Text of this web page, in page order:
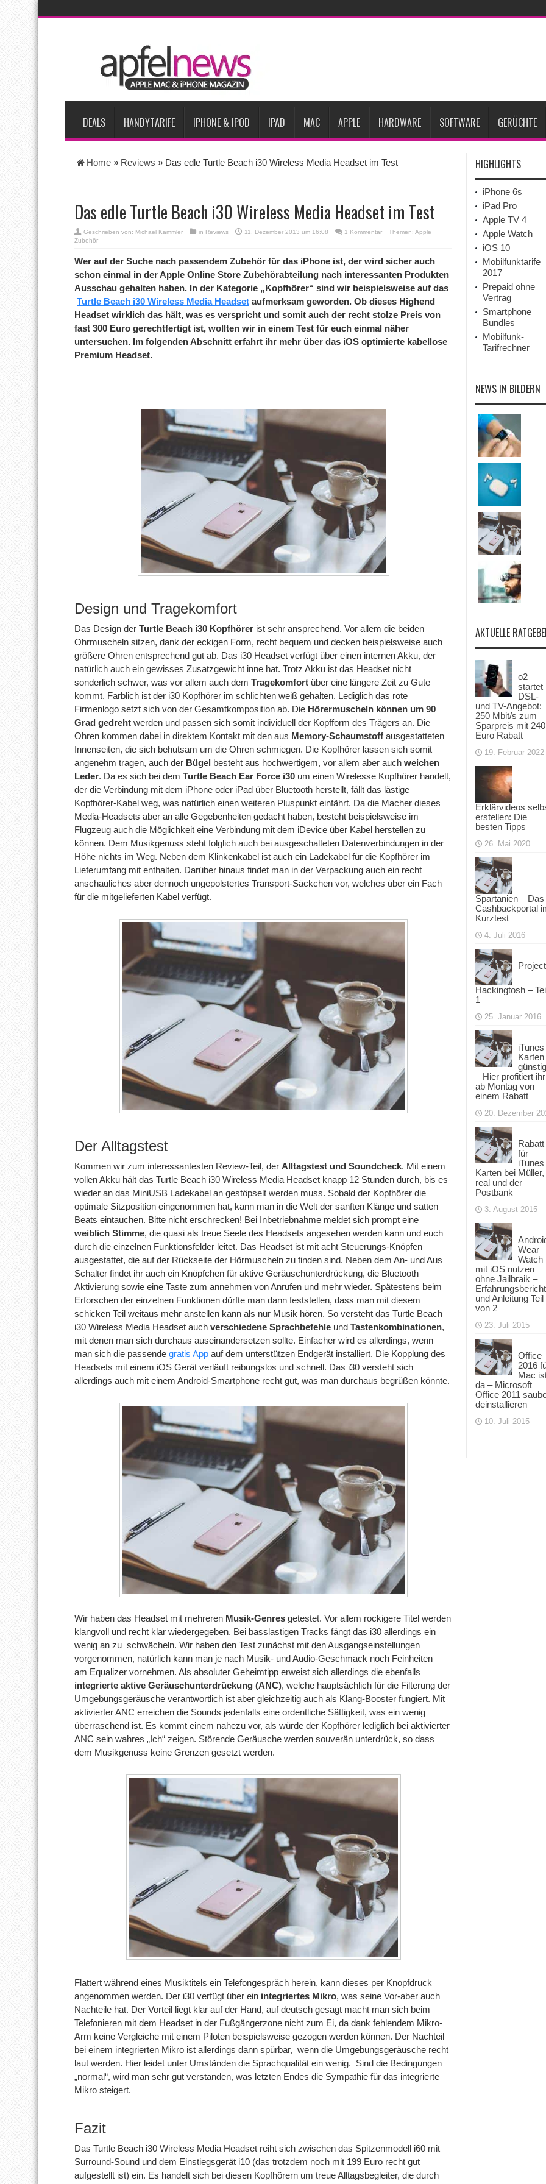
Vom iPad-Design zum eigenen T-Shirt: Checkliste für Apple-Kreative
Apple testet zwei neue Display-Panels für iPhone-Modelle 2027
Apples Smartbrille könnte das nächste große Gesundheits-Gadget werden
Apples vermutete AirPods mit Kameras sollen bereits im September erscheinen Gebrauchte Mac-Systeme: Eine wirtschaftliche und
DEALS HANDYTARIFE IPHONE & IPOD IPAD MAC APPLE HARDWARE SOFTWARE GERÜCHTE
Home » Reviews » Das edle Turtle Beach i30 Wireless Media Headset im Test
Das edle Turtle Beach i30 Wireless Media Headset im Test
Geschrieben von: Michael Kammler in Reviews 11. Dezember 2013 um 16:08 1 Kommentar Themen: Apple
Zubehör
Wer auf der Suche nach passendem Zubehör für das iPhone ist, der wird sicher auch
schon einmal in der Apple Online Store Zubehörabteilung nach interessanten Produkten
Ausschau gehalten haben. In der Kategorie „Kopfhörer“ sind wir beispielsweise auf das
Turtle Beach i30 Wireless Media Headset aufmerksam geworden. Ob dieses Highend
Headset wirklich das hält, was es verspricht und somit auch der recht stolze Preis von
fast 300 Euro gerechtfertigt ist, wollten wir in einem Test für euch einmal näher
untersuchen. Im folgenden Abschnitt erfahrt ihr mehr über das iOS optimierte kabellose
Premium Headset.
Design und Tragekomfort
Das Design der Turtle Beach i30 Kopfhörer ist sehr ansprechend. Vor allem die beiden
Ohrmuscheln sitzen, dank der eckigen Form, recht bequem und decken beispielsweise auch
größere Ohren entsprechend gut ab. Das i30 Headset verfügt über einen internen Akku, der
natürlich auch ein gewisses Zusatzgewicht inne hat. Trotz Akku ist das Headset nicht
sonderlich schwer, was vor allem auch dem Tragekomfort über eine längere Zeit zu Gute
kommt. Farblich ist der i30 Kopfhörer im schlichten weiß gehalten. Lediglich das rote
Firmenlogo setzt sich von der Gesamtkomposition ab. Die Hörermuscheln können um 90
Grad gedreht werden und passen sich somit individuell der Kopfform des Trägers an. Die
Ohren kommen dabei in direktem Kontakt mit den aus Memory-Schaumstoff ausgestatteten
Innenseiten, die sich behutsam um die Ohren schmiegen. Die Kopfhörer lassen sich somit
angenehm tragen, auch der Bügel besteht aus hochwertigem, vor allem aber auch weichen
Leder. Da es sich bei dem Turtle Beach Ear Force i30 um einen Wirelesse Kopfhörer handelt,
der die Verbindung mit dem iPhone oder iPad über Bluetooth herstellt, fällt das lästige
Kopfhörer-Kabel weg, was natürlich einen weiteren Pluspunkt einfährt. Da die Macher dieses
Media-Headsets aber an alle Gegebenheiten gedacht haben, besteht beispielsweise im
Flugzeug auch die Möglichkeit eine Verbindung mit dem iDevice über Kabel herstellen zu
können. Dem Musikgenuss steht folglich auch bei ausgeschalteten Datenverbindungen in der
Höhe nichts im Weg. Neben dem Klinkenkabel ist auch ein Ladekabel für die Kopfhörer im
Lieferumfang mit enthalten. Darüber hinaus findet man in der Verpackung auch ein recht
anschauliches aber dennoch ungepolstertes Transport-Säckchen vor, welches über ein Fach
für die mitgelieferten Kabel verfügt.
Der Alltagstest
Kommen wir zum interessantesten Review-Teil, der Alltagstest und Soundcheck. Mit einem
vollen Akku hält das Turtle Beach i30 Wireless Media Headset knapp 12 Stunden durch, bis es
wieder an das MiniUSB Ladekabel an gestöpselt werden muss. Sobald der Kopfhörer die
optimale Sitzposition eingenommen hat, kann man in die Welt der sanften Klänge und satten
Beats eintauchen. Bitte nicht erschrecken! Bei Inbetriebnahme meldet sich prompt eine
weiblich Stimme, die quasi als treue Seele des Headsets angesehen werden kann und euch
durch die einzelnen Funktionsfelder leitet. Das Headset ist mit acht Steuerungs-Knöpfen
ausgestattet, die auf der Rückseite der Hörmuscheln zu finden sind. Neben dem An- und Aus
Schalter findet ihr auch ein Knöpfchen für aktive Geräuschunterdrückung, die Bluetooth
Aktivierung sowie eine Taste zum annehmen von Anrufen und mehr wieder. Spätestens beim
Erforschen der einzelnen Funktionen dürfte man dann feststellen, dass man mit diesem
schicken Teil weitaus mehr anstellen kann als nur Musik hören. So versteht das Turtle Beach
i30 Wireless Media Headset auch verschiedene Sprachbefehle und Tastenkombinationen,
mit denen man sich durchaus auseinandersetzen sollte. Einfacher wird es allerdings, wenn
man sich die passende gratis App auf dem unterstützen Endgerät installiert. Die Kopplung des
Headsets mit einem iOS Gerät verläuft reibungslos und schnell. Das i30 versteht sich
allerdings auch mit einem Android-Smartphone recht gut, was man durchaus begrüßen könnte.
Wir haben das Headset mit mehreren Musik-Genres getestet. Vor allem rockigere Titel werden
klangvoll und recht klar wiedergegeben. Bei basslastigen Tracks fängt das i30 allerdings ein
wenig an zu schwächeln. Wir haben den Test zunächst mit den Ausgangseinstellungen
vorgenommen, natürlich kann man je nach Musik- und Audio-Geschmack noch Feinheiten
am Equalizer vornehmen. Als absoluter Geheimtipp erweist sich allerdings die ebenfalls
integrierte aktive Geräuschunterdrückung (ANC), welche hauptsächlich für die Filterung der
Umgebungsgeräusche verantwortlich ist aber gleichzeitig auch als Klang-Booster fungiert. Mit
aktivierter ANC erreichen die Sounds jedenfalls eine ordentliche Sättigkeit, was ein wenig
überraschend ist. Es kommt einem nahezu vor, als würde der Kopfhörer lediglich bei aktivierter
ANC sein wahres „Ich“ zeigen. Störende Geräusche werden souverän unterdrück, so dass
dem Musikgenuss keine Grenzen gesetzt werden.
Flattert während eines Musiktitels ein Telefongespräch herein, kann dieses per Knopfdruck
angenommen werden. Der i30 verfügt über ein integriertes Mikro, was seine Vor-aber auch
Nachteile hat. Der Vorteil liegt klar auf der Hand, auf deutsch gesagt macht man sich beim
Telefonieren mit dem Headset in der Fußgängerzone nicht zum Ei, da dank fehlendem Mikro-
Arm keine Vergleiche mit einem Piloten beispielsweise gezogen werden können. Der Nachteil
bei einem integrierten Mikro ist allerdings dann spürbar, wenn die Umgebungsgeräusche recht
laut werden. Hier leidet unter Umständen die Sprachqualität ein wenig. Sind die Bedingungen
„normal“, wird man sehr gut verstanden, was letzten Endes die Sympathie für das integrierte
Mikro steigert.
Fazit
Das Turtle Beach i30 Wireless Media Headset reiht sich zwischen das Spitzenmodell i60 mit
Surround-Sound und dem Einstiegsgerät i10 (das trotzdem noch mit 199 Euro recht gut
aufgestellt ist) ein. Es handelt sich bei diesen Kopfhörern um treue Alltagsbegleiter, die durch
HIGHLIGHTS
iPhone 6s
iPad Pro
Apple TV 4
Apple Watch
iOS 10
Mobilfunktarife
2017
Prepaid ohne
Vertrag
Smartphone
Bundles
Mobilfunk-
Tarifrechner
NEWS IN BILDERN
AKTUELLE
o2
startet
DSL-
und TV-Angebot:
250 Mbit/s zum
Sparpreis mit 240
Euro Rabatt
19. Februar 2022
Erklärvideos
erstellen: Die
besten Tipps
26. Mai 2020
Spartanien – Das
Cashbackportal
Kurztest
4. Juli 2016
Project
Hackingtosh –
1
25. Januar 2016
iTunes
Karten
– Hier profitiert ihr
ab Montag von
einem Rabatt
20. Dezember
Rabatt
für
iTunes
Karten bei Müller,
real und der
Postbank
3. August 2015
Wear
Watch
mit iOS nutzen
ohne Jailbraik –
Erfahrungsbericht
und Anleitung Teil
von 2
23. Juli 2015
Office
2016
Mac
da – Microsoft
Office 2011
deinstallieren
10. Juli 2015